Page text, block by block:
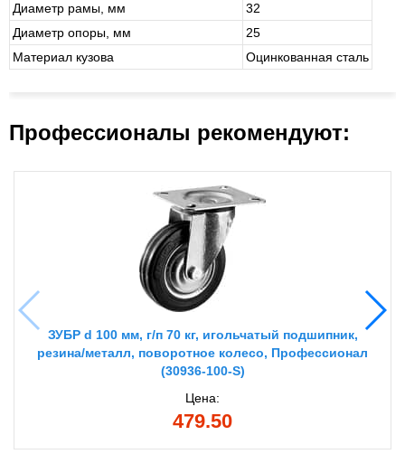
Диаметр рамы, мм
32
Диаметр опоры, мм
25
Материал кузова
Оцин­ко­ван­ная сталь
Профессионалы рекомендуют:
ЗУБР d 100 мм, г/п 70 кг, игольчатый подшипник,
резина/металл, поворотное колесо, Профессионал
(30936-100-S)
Цена:
479.50